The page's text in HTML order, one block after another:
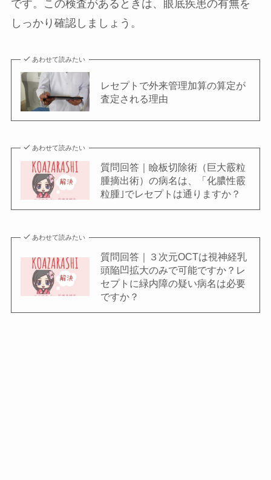
です。この検査があるときは、眼底疾患の有無を
しっかり確認しましょう。
あわせて読みたい
レセプトで外来管理加算の算定が
査定される理由
あわせて読みたい
質問回答｜瞼板切除術（巨大霰粒
腫摘出術）の病名は、「化膿性霰
粒腫｣でレセプトは通りますか？
あわせて読みたい
質問回答｜３次元OCTは視神経乳
頭陥凹拡大のみで可能ですか？レ
セプトに緑内障の疑い病名は必要
ですか？